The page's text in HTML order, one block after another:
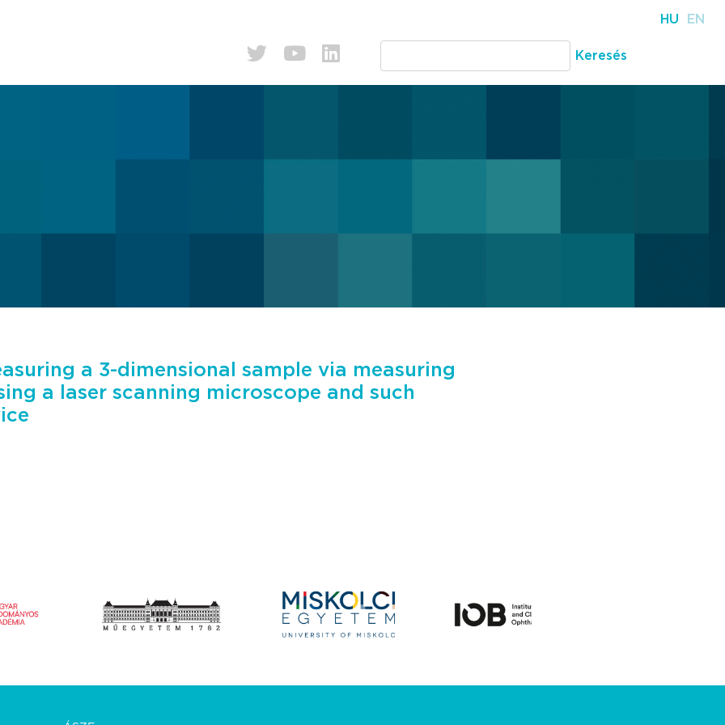
HU EN
a 3-dimensional sample via measuring
a laser scanning microscope and such